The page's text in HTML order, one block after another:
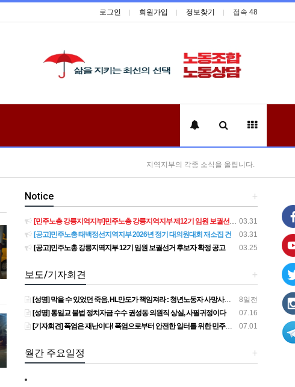
로그인 회원가입 정보찾기 접속 48
지역지부의 각종 소식을 올립니다.
+
Notice
03.31
[민주노총 강릉지역지부]민주노총 강릉지역지부 제12기 임원 보궐선거결과 공고
03.31
[공고]민주노총 태백정선지역지부 2026년 정기 대의원대회 재소집 건
03.25
[공고]민주노총 강릉지역지부 12기 임원 보궐선거 후보자 확정 공고
+
보도/기자회견
8일전
[성명] 막을 수 있었던 죽음, HL만도가 책임져라 : 청년노동자 사망사고의 철저한 진상규명과 재발방지 대책 마련하라
07.16
[성명] 통일교 불법 정치자금 수수 권성동 의원직 상실, 사필귀정이다
07.01
[기자회견] 폭염은 재난이다! 폭염으로부터 안전한 일터를 위한 민주노총 강원지역본부 폭염감시단 선포 기자회견
+
월간 주요일정